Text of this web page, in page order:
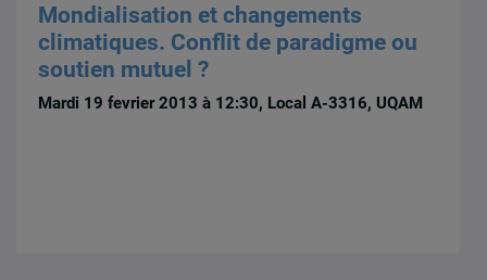
Mondialisation et changements
climatiques. Conflit de paradigme ou
soutien mutuel ?
Mardi 19 fevrier 2013 à 12:30, Local A-3316, UQAM